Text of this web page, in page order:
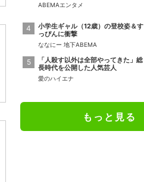
ABEMAエンタメ
小学生ギャル（12歳）の登校姿＆す
っぴんに衝撃
ななにー 地下ABEMA
「人殺す以外は全部やってきた」総
長時代を公開した人気芸人
愛のハイエナ
もっと見る